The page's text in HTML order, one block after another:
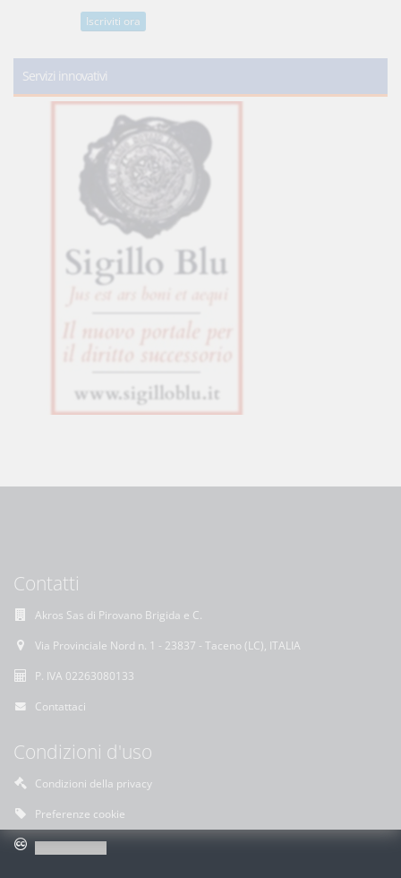
Iscriviti ora
Servizi innovativi
Contatti
Akros Sas di Pirovano Brigida e C.
Via Provinciale Nord n. 1 - 23837 - Taceno (LC), ITALIA
P. IVA 02263080133
Contattaci
Condizioni d'uso
Condizioni della privacy
Preferenze cookie